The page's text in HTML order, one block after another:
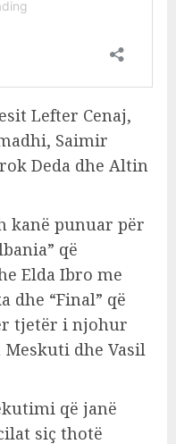
Lefter Cenaj,
Saimir
Deda dhe Altin
kanë punuar për
që
Elda Ibro me
dhe “Final” që
tjetër i njohur
dhe Vasil
që janë
siç thotë